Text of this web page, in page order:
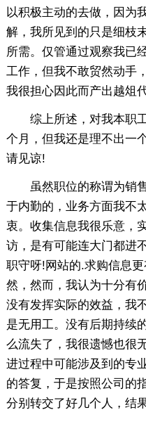
以积极主动的去做，因为
解，我所见到的只是细枝
所需。仅管通过观察我已
工作，但我不敢贸然动手
我很担心因此而产出越俎
综上所述，对我本职工
个月，但我还是理不出一
请见谅!
虽然职位的称谓为销售
于内勤的，业务方面我不
衷。收集信息我很乐意，
访，是有可能连大门都进
职守呀!网站的.求购信息
然，然而，我认为十分有
没有发挥实际的效益，我
是无用工。没有后期持续
么流失了，我很遗憾也很
进过程中可能涉及到的专
的答复，于是按照公司的
分别转交了好几个人，结